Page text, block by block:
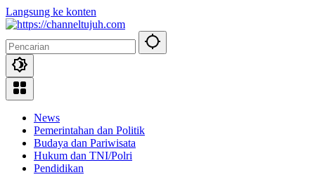
Langsung ke konten
News
Pemerintahan dan Politik
Budaya dan Pariwisata
Hukum dan TNI/Polri
Pendidikan